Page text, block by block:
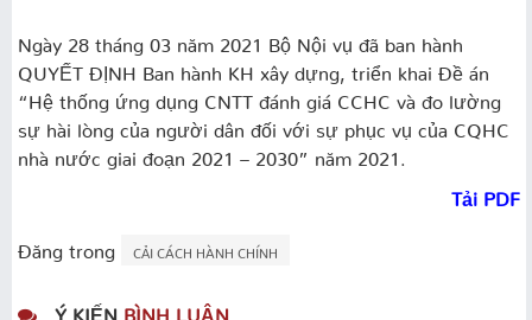
Ngày 28 tháng 03 năm 2021 Bộ Nội vụ đã ban hành
QUYẾT ĐỊNH Ban hành KH xây dựng, triển khai Đề án
“Hệ thống ứng dụng CNTT đánh giá CCHC và đo lường
sự hài lòng của người dân đối với sự phục vụ của CQHC
nhà nước giai đoạn 2021 – 2030” năm 2021.
Tải PDF
Đăng trong CẢI CÁCH HÀNH CHÍNH
Ý KIẾN BÌNH LUẬN